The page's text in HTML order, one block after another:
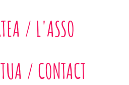
/ L'ASSO
/ CONTACT